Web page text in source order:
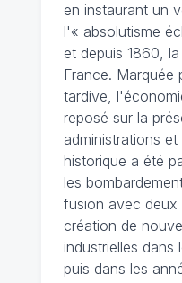
en instaurant un
l'« absolutisme
et depuis 1860,
France. Marquée
tardive,
reposé sur la
administrations et
historique a été
les
fusion avec deux
création de
industrielles dans
puis dans les